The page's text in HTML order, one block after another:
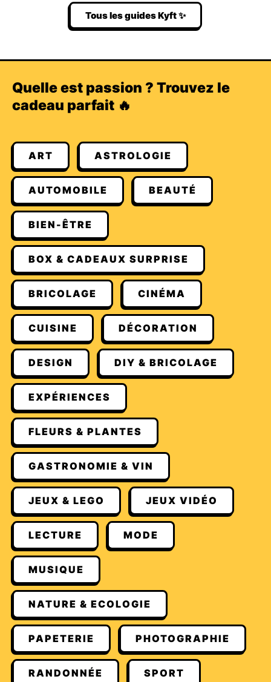
Tous les guides Kyft ✨
Quelle est passion ? Trouvez le
cadeau parfait 🔥
ART ASTROLOGIE
AUTOMOBILE BEAUTÉ
BIEN-ÊTRE
BOX & CADEAUX SURPRISE
BRICOLAGE CINÉMA
CUISINE DÉCORATION
DESIGN DIY & BRICOLAGE
EXPÉRIENCES
FLEURS & PLANTES
GASTRONOMIE & VIN
JEUX & LEGO JEUX VIDÉO
LECTURE MODE
MUSIQUE
NATURE & ECOLOGIE
PAPETERIE PHOTOGRAPHIE
RANDONNÉE SPORT